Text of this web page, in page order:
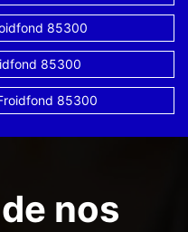
85300
85300
85300
nos